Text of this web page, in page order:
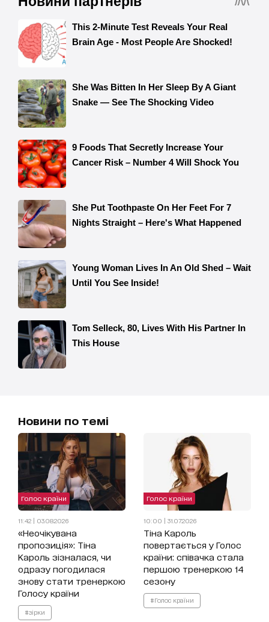
Новини по темі
Голос країни
11:42 | 03.08.2026
«Неочікувана
пропозиція»: Тіна
Кароль зізналася, чи
одразу погодилася
знову стати тренеркою
Голосу країни
#зірки
Голос країни
10:00 | 31.07.2026
Тіна Кароль
повертається у Голос
країни: співачка стала
першою тренеркою 14
сезону
#Голос країни